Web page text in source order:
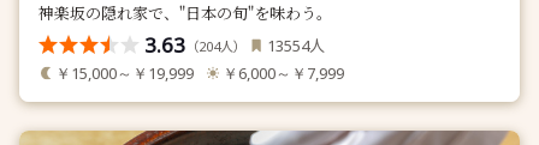
神楽坂の隠れ家で、"日本の旬"を味わう。
3.63 （204人） 13554人
￥15,000～￥19,999 ￥6,000～￥7,999